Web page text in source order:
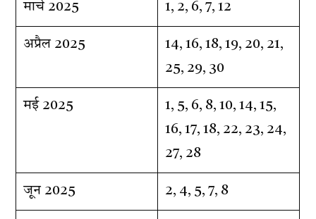
मार्च 2025 1, 2, 6, 7, 12
अप्रैल 2025
14, 16, 18, 19, 20, 21,
25, 29, 30
मई 2025
1, 5, 6, 8, 10, 14, 15,
16, 17, 18, 22, 23, 24,
27, 28
जून 2025 2, 4, 5, 7, 8